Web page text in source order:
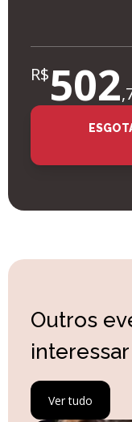
R$502,
Outros
interessar
Ver tudo